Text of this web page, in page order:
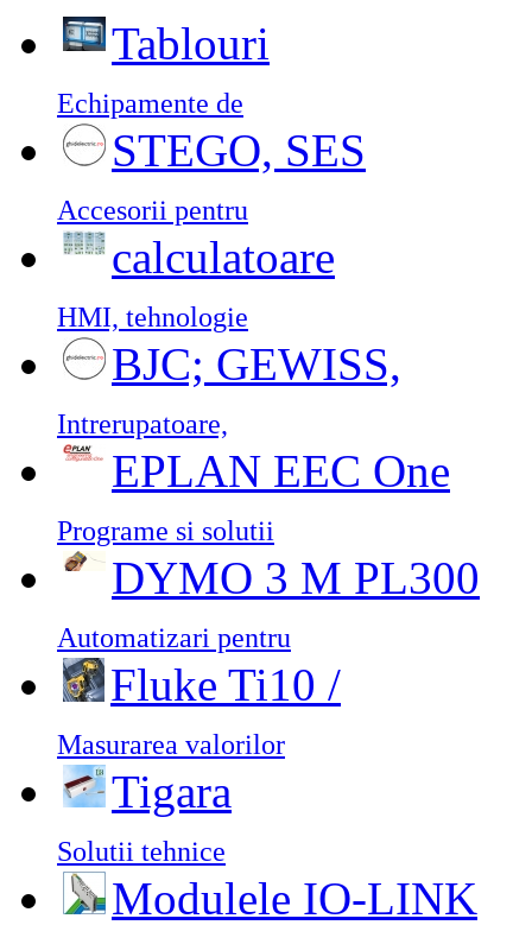
Tablouri
Echipamente de
STEGO, SES
Accesorii pentru
calculatoare
HMI, tehnologie
BJC; GEWISS,
Intrerupatoare,
EPLAN EEC One
Programe si solutii
DYMO 3 M PL300
Automatizari pentru
Fluke Ti10 /
Masurarea valorilor
Tigara
Solutii tehnice
Modulele IO-LINK